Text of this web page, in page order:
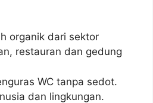
organik dari sektor
restauran dan gedung
WC tanpa sedot.
dan lingkungan.